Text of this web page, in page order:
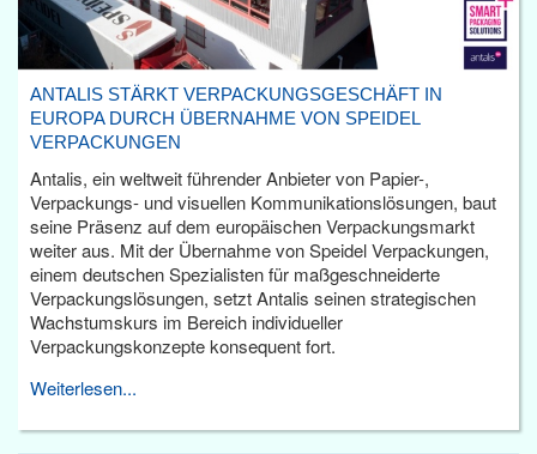
ANTALIS STÄRKT VERPACKUNGSGESCHÄFT IN
EUROPA DURCH ÜBERNAHME VON SPEIDEL
VERPACKUNGEN
Antalis, ein weltweit führender Anbieter von Papier-,
Verpackungs- und visuellen Kommunikationslösungen, baut
seine Präsenz auf dem europäischen Verpackungsmarkt
weiter aus. Mit der Übernahme von Speidel Verpackungen,
einem deutschen Spezialisten für maßgeschneiderte
Verpackungslösungen, setzt Antalis seinen strategischen
Wachstumskurs im Bereich individueller
Verpackungskonzepte konsequent fort.
Weiterlesen...